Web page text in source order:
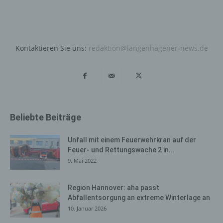
Kontaktieren Sie uns: redaktion@langenhagener-news.de
Beliebte Beiträge
Unfall mit einem Feuerwehrkran auf der
Feuer- und Rettungswache 2 in...
9. Mai 2022
Region Hannover: aha passt
Abfallentsorgung an extreme Winterlage an
10. Januar 2026
auszuliefern, (2) die Inhalte unserer Internetseite sowie
Funktionsfähigkeit unserer informationstechnologischen
notwendigen Informationen bereitzustellen. Diese
durch uns daher einerseits statistisch und ferner mit dem
Ziel ausgewertet, den Datenschutz und die
Datensicherheit in unserem Unternehmen zu erhöhen,
um letztlich ein optimales Schutzniveau für die von uns
verarbeiteten personenbezogenen Daten
sicherzustellen. Die anonymen Daten der Server-Logfiles
werden getrennt von allen durch eine betroffene Person
angegebenen personenbezogenen Daten gespeichert.